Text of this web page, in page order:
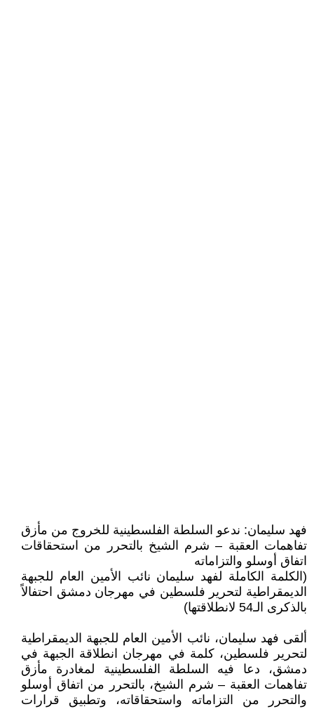
فهد سليمان: ندعو السلطة الفلسطينية للخروج من مأزق
تفاهمات العقبة – شرم الشيخ بالتحرر من استحقاقات
اتفاق أوسلو والتزاماته
(الكلمة الكاملة لفهد سليمان نائب الأمين العام للجبهة
الديمقراطية لتحرير فلسطين في مهرجان دمشق احتفالاً
بالذكرى الـ54 لانطلاقتها)
ألقى فهد سليمان، نائب الأمين العام للجبهة الديمقراطية
لتحرير فلسطين، كلمة في مهرجان انطلاقة الجبهة في
دمشق، دعا فيه السلطة الفلسطينية لمغادرة مأزق
تفاهمات العقبة – شرم الشيخ، بالتحرر من اتفاق أوسلو
والتحرر من التزاماته واستحقاقاته، وتطبيق قرارات